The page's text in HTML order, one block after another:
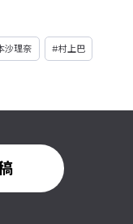
沙理奈 #村上巴